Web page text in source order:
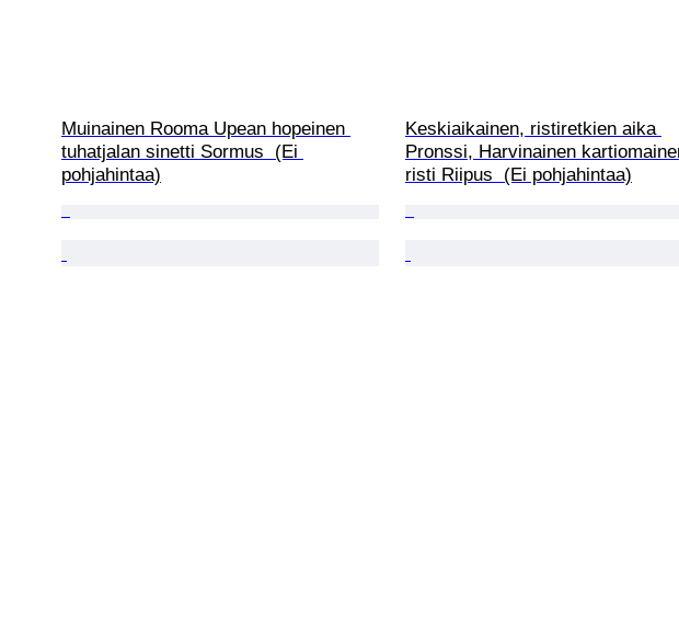
Muinainen Rooma Upean hopeinen
tuhatjalan sinetti Sormus  (Ei
pohjahintaa)
Keskiaikainen, ristiretkien aika
Pronssi, Harvinainen
risti Riipus  (Ei pohjahintaa)